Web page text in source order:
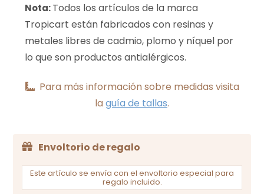
Nota:Todos los artículos de la marca
Tropicart están fabricados con resinas y
metales libres de cadmio, plomo y níquel por
lo que son productos antialérgicos.
Para más información sobre medidas visita
laguía de tallas.
Envoltorio de regalo
Este artículo se envía con el envoltorio especial para
regalo incluido.